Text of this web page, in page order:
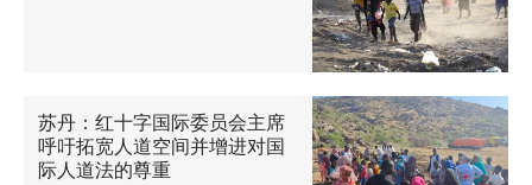
苏丹：红十字国际委员会主席
呼吁拓宽人道空间并增进对国
际人道法的尊重